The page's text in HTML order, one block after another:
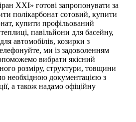
XXI» готові запропонувати за
полікарбонат сотовий, купити
купити профільований
павільйони для басейну,
для автомобілів, козирки з
ми із задоволенням
вибрати якісний
розміру, структури, товщини
необхідною документацією з
а також надамо офіційну